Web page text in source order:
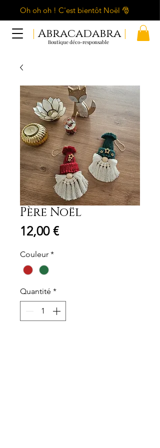
Oh oh oh ! C'est bientôt Noël 🎅
| Abracadabra |
Boutique déco-responsable
Père Noël
12,00 €Prix
Couleur *
Quantité *